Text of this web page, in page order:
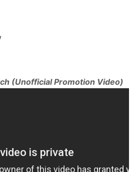
(Unofficial Promotion Video)